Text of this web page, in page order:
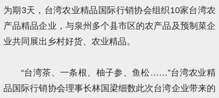
为期3天，台湾农业精品国际行销协会组织10家台湾农
产品精品企业，与泉州多个县市区的农产品及预制菜企
业共同展出乡村好货、农业精品。
“台湾茶、一条根、柚子参、鱼松……”台湾农业精
品国际行销协会理事长林国梁细数此次台湾企业带来的